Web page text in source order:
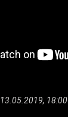
13.05.2019, 18:00